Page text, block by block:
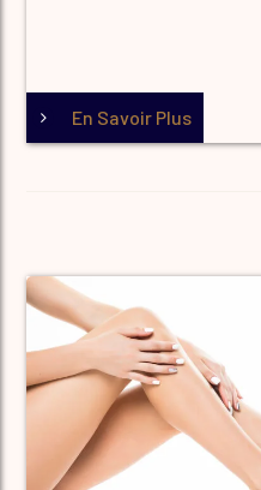
En Savoir Plus